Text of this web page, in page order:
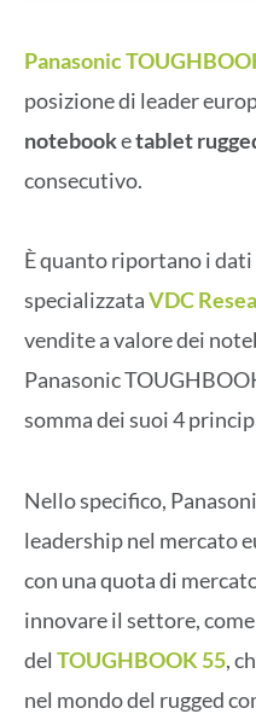
Panasonic
posizione di leader
notebooketablet
consecutivo.
È quanto riportano i
specializzataVDC
vendite a valore dei
Panasonic
somma dei suoi 4
Nello specifico,
leadership nel mercato
con una quota di
innovare il settore,
del TOUGHBOOK 55,
nel mondo del rugged